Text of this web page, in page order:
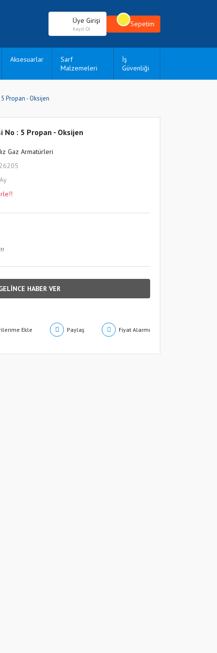
Üye Girişi
Kayıt Ol
Sepetim
Aksesuarlar
Sarf
Malzemeleri
İş
Güvenliği
Propan - Oksijen
No : 5 Propan - Oksijen
Gaz Armatürleri
HABER VER
Paylaş Fiyat Alarmı